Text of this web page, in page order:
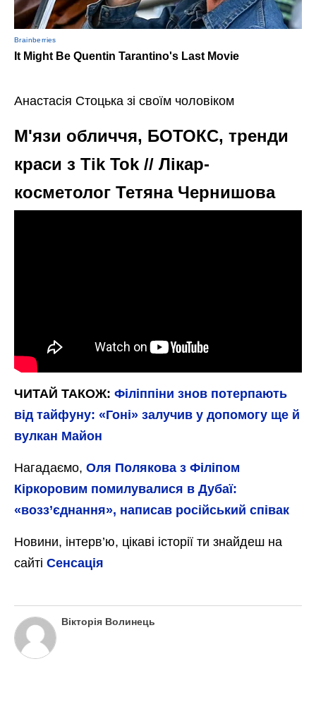
Анастасія Стоцька зі своїм чоловіком
М'язи обличчя, БОТОКС, тренди
краси з Tik Tok // Лікар-
косметолог Тетяна Чернишова
ЧИТАЙ ТАКОЖ: Філіппіни знов потерпають
від тайфуну: «Гоні» залучив у допомогу ще й
вулкан Майон
Нагадаємо, Оля Полякова з Філіпом
Кіркоровим помилувалися в Дубаї:
«возз’єднання», написав російський співак
Новини, інтерв’ю, цікаві історії ти знайдеш на
сайті Сенсація
Вікторія Волинець